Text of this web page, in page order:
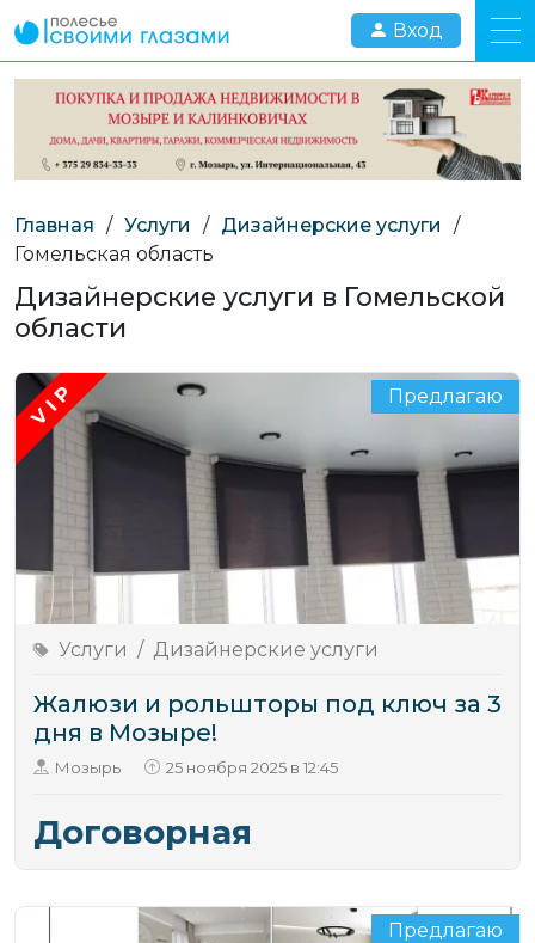
Вход
Главная / Услуги / Дизайнерские услуги
/
Гомельская область
Дизайнерские услуги в Гомельской
области
Услуги / Дизайнерские услуги
Предлагаю
Жалюзи и рольшторы под ключ за 3
дня в Мозыре!
Мозырь 25 ноября 2025 в 12:45
Договорная
Предлагаю